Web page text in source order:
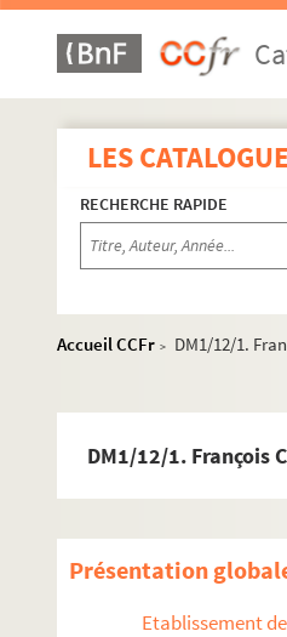
LES
RECHERCHE RAPIDE
Accueil CCFr > DM1/12/1.
DM1/12/1. François
Présentation
Etablissement de